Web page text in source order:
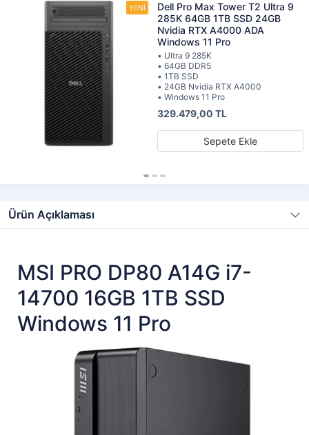
Dell Pro Max Tower T2 Ultra 9
285K 64GB 1TB SSD 24GB
Nvidia RTX A4000 ADA
Windows 11 Pro
• Ultra 9 285K
• 64GB DDR5
• 1TB SSD
• 24GB Nvidia RTX A4000
• Windows 11 Pro
329.479,00 TL
Sepete Ekle
Ürün Açıklaması
MSI PRO DP80 A14G i7-
14700 16GB 1TB SSD
Windows 11 Pro